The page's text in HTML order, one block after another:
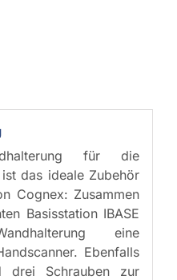
für die
das ideale Zubehör
Cognex: Zusammen
Basisstation IBASE
eine
Ebenfalls
drei Schrauben zur